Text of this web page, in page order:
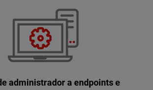
administrador a endpoints e